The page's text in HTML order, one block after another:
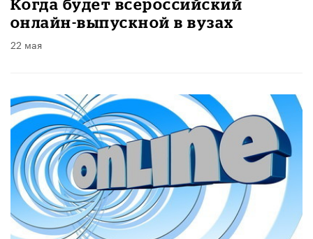
Когда будет всероссийский
онлайн-выпускной в вузах
22 мая